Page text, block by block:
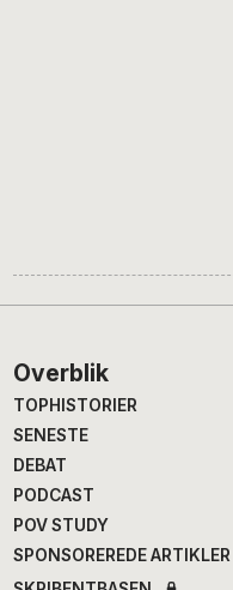
Footer
Overblik
TOPHISTORIER
SENESTE
DEBAT
PODCAST
POV STUDY
SPONSOREREDE ARTIKLER